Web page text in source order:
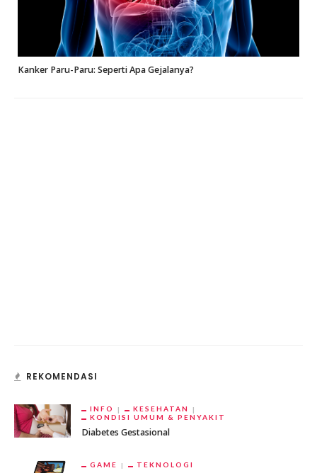
Kanker Paru-Paru: Seperti Apa Gejalanya?
REKOMENDASI
INFO
KESEHATAN
KONDISI UMUM & PENYAKIT
Diabetes Gestasional
GAME TEKNOLOGI